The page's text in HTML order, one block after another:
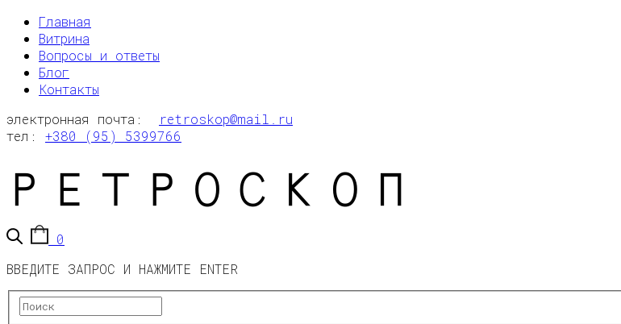
Главная
Витрина
Вопросы и ответы
Блог
Контакты
электронная почта:
retroskop@mail.ru
тел: +380 (95) 5399766
0
ВВЕДИТЕ ЗАПРОС И НАЖМИТЕ ENTER